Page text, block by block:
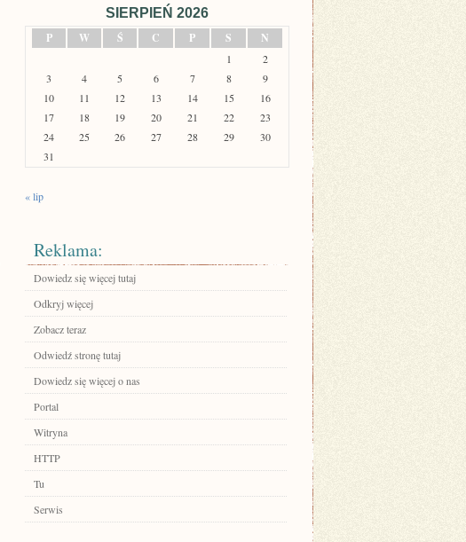
SIERPIEŃ 2026
P
W Ś C P S N
1
2
3
4 5 6 7 8
9
10
11 12 13 14 15
16
17
18 19 20 21 22
23
24
25 26 27 28 29
30
31
« lip
Reklama:
Dowiedz się więcej tutaj
Odkryj więcej
Zobacz teraz
Odwiedź stronę tutaj
Dowiedz się więcej o nas
Portal
Witryna
HTTP
Tu
Serwis